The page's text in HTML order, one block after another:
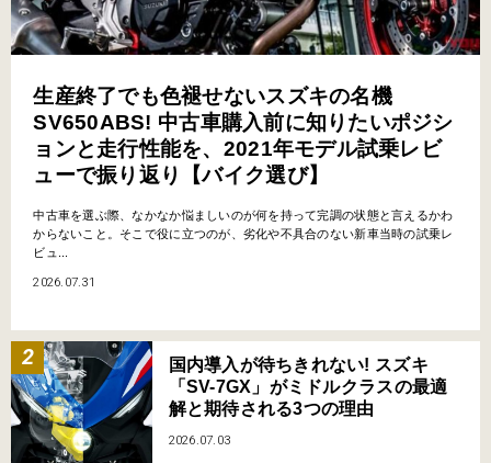
生産終了でも色褪せないスズキの名機
SV650ABS! 中古車購入前に知りたいポジシ
ョンと走行性能を、2021年モデル試乗レビ
ューで振り返り【バイク選び】
中古車を選ぶ際、なかなか悩ましいのが何を持って完調の状態と言えるかわ
からないこと。そこで役に立つのが、劣化や不具合のない新車当時の試乗レ
ビュ...
2026.07.31
国内導入が待ちきれない! スズキ
「SV-7GX」がミドルクラスの最適
解と期待される3つの理由
2026.07.03